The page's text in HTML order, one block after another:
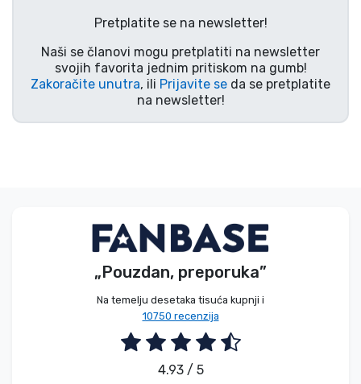
Pretplatite se na newsletter!
Naši se članovi mogu pretplatiti na newsletter
svojih favorita jednim pritiskom na gumb!
Zakoračite unutra, ili Prijavite se da se pretplatite
na newsletter!
„Pouzdan, preporuka”
Na temelju desetaka tisuća kupnji i
10750 recenzija
4.93 / 5